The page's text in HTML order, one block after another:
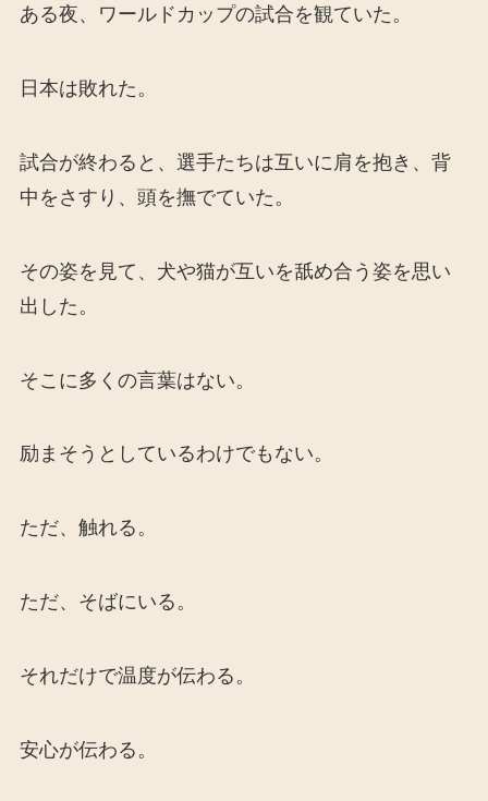
ある夜、ワールドカップの試合を観ていた。
日本は敗れた。
試合が終わると、選手たちは互いに肩を抱き、背
中をさすり、頭を撫でていた。
その姿を見て、犬や猫が互いを舐め合う姿を思い
出した。
そこに多くの言葉はない。
励まそうとしているわけでもない。
ただ、触れる。
ただ、そばにいる。
それだけで温度が伝わる。
安心が伝わる。